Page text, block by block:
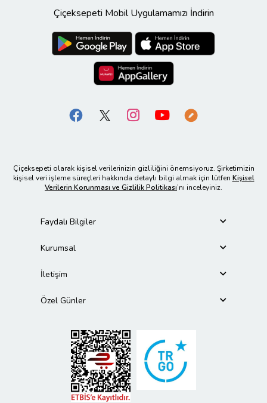
Çiçeksepeti Mobil Uygulamamızı İndirin
Çiçeksepeti olarak kişisel verilerinizin gizliliğini önemsiyoruz. Şirketimizin
kişisel veri işleme süreçleri hakkında detaylı bilgi almak için lütfen Kişisel
Verilerin Korunması ve Gizlilik Politikası’nı inceleyiniz.
Faydalı Bilgiler
Kurumsal
İletişim
Özel Günler